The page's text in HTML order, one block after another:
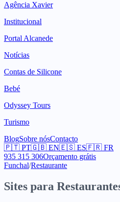
Agência Xavier
Institucional
Portal Alcanede
Notícias
Contas de Silicone
Bebé
Odyssey Tours
Turismo
BlogSobre nósContacto
🇵🇹 PT🇬🇧 EN🇪🇸 ES🇫🇷 FR
935 315 306Orçamento grátis
Funchal/Restaurante
Sites para